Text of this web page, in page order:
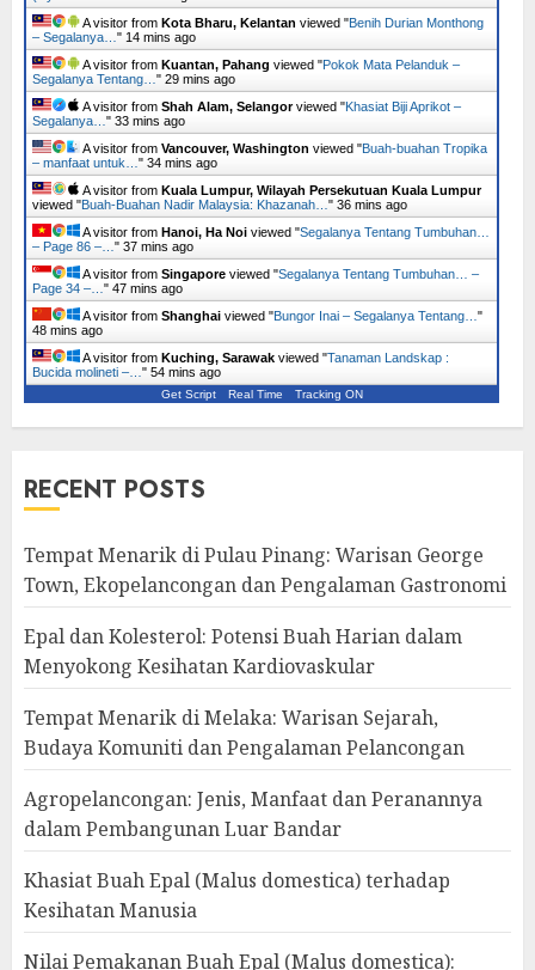
A visitor from Kota Bharu, Kelantan viewed "Benih Durian Monthong
– Segalanya… " 14 mins ago
A visitor from Kuantan, Pahang viewed "Pokok Mata Pelanduk –
Segalanya Tentang… " 29 mins ago
A visitor from Shah Alam, Selangorviewed "Khasiat Biji Aprikot –
Segalanya… " 33 mins ago
A visitor from Vancouver, Washington viewed "Buah-buahan Tropika
– manfaat untuk… " 34 mins ago
A visitor from Kuala Lumpur, Wilayah Persekutuan Kuala Lumpur
viewed "Buah-Buahan Nadir Malaysia: Khazanah… " 36 mins ago
A visitor from Hanoi, Ha Noi viewed "Segalanya Tentang Tumbuhan…
– Page 86 –… " 37 mins ago
A visitor from Singapore viewed "Segalanya Tentang Tumbuhan… –
Page 34 –… " 47 mins ago
A visitor from Shanghai viewed "Bungor Inai – Segalanya Tentang… "
48 mins ago
A visitor from Kuching, Sarawak viewed "Tanaman Landskap :
Bucida molineti –… " 54 mins ago
Get Script Real Time Tracking ON
RECENT POSTS
Tempat Menarik di Pulau Pinang: Warisan George
Town, Ekopelancongan dan Pengalaman Gastronomi
Epal dan Kolesterol: Potensi Buah Harian dalam
Menyokong Kesihatan Kardiovaskular
Tempat Menarik di Melaka: Warisan Sejarah,
Budaya Komuniti dan Pengalaman Pelancongan
Agropelancongan: Jenis, Manfaat dan Peranannya
dalam Pembangunan Luar Bandar
Khasiat Buah Epal (Malus domestica) terhadap
Kesihatan Manusia
Nilai Pemakanan Buah Epal (Malus domestica):